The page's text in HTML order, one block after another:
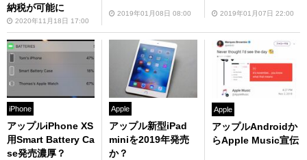
納税が可能に
2020年11月18日 17:00
2019年01月08日 08:00 2019年01月07日 22:00
iPhone
アップルiPhone XS
用Smart Battery Ca
se発売濃厚？
Apple
アップル新型iPad
miniを2019年発売
か？
Apple
アップルAndroidか
らApple Music宣伝